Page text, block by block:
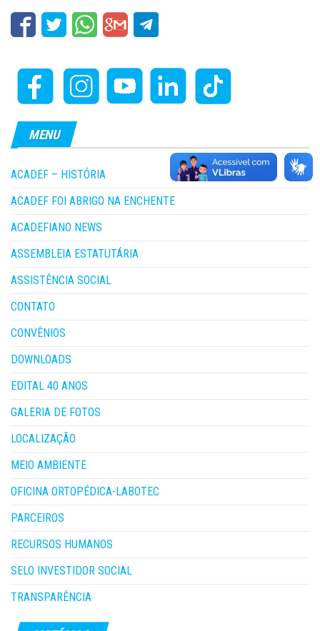
MENU
ACADEF – HISTÓRIA
ACADEF FOI ABRIGO NA ENCHENTE
ACADEFIANO NEWS
ASSEMBLEIA ESTATUTÁRIA
ASSISTÊNCIA SOCIAL
CONTATO
CONVÊNIOS
DOWNLOADS
EDITAL 40 ANOS
GALERIA DE FOTOS
LOCALIZAÇÃO
MEIO AMBIENTE
OFICINA ORTOPÉDICA-LABOTEC
PARCEIROS
RECURSOS HUMANOS
SELO INVESTIDOR SOCIAL
TRANSPARÊNCIA